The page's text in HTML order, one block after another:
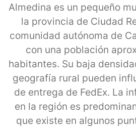
Almedina es un pequeño
la provincia de Ciudad
comunidad autónoma de
con una población
habitantes. Su baja
geografía rural pueden
de entrega de FedEx. La
en la región es
que existe en algunos